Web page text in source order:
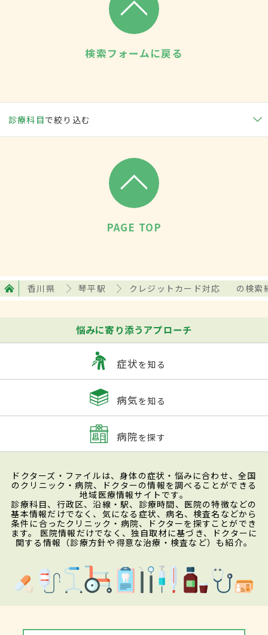
検索フォームに戻る
診療科目で絞り込む
PAGE TOP
香川県 琴平駅 クレジットカード対応 の検索
悩みに寄り添うアプローチ
症状を知る
病気を知る
病院を探す
ドクターズ・ファイルは、身体の症状・悩みに合わせ、全国
のクリニック・病院、ドクターの情報を調べることができる
地域医療情報サイトです。
診療科目、行政区、沿線・駅、診療時間、医院の特徴などの
基本情報だけでなく、気になる症状、病名、検査名などから
条件に合ったクリニック・病院、ドクターを探すことができ
ます。 医院情報だけでなく、独自取材に基づき、ドクターに
関する情報（診療方針や得意な治療・検査など）も紹介。